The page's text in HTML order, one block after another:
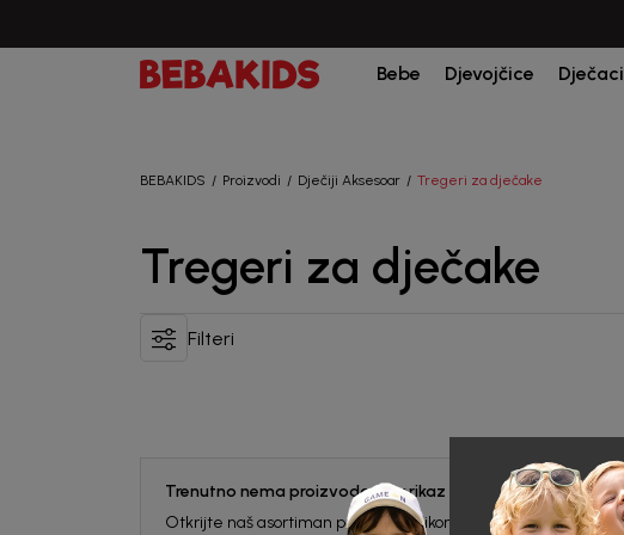
Bebe Djevojčice Dječaci
BEBAKIDS Proizvodi Dječiji Aksesoar Tregeri za dječake
Tregeri za dječake
Filteri
Trenutno nema proizvoda za prikaz na ovoj stranici.
Otkrijte naš asortiman proizvoda klikom na dugme ispod.